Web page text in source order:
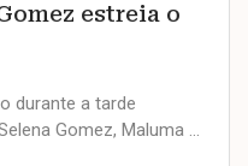
estreia o
durante a tarde
Gomez, Maluma …